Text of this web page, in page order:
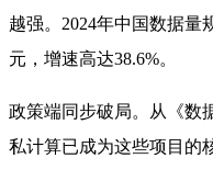
越强。2024年中国数据量
元，增速高达38.6%。
政策端同步破局。从《数
私计算已成为这些项目的